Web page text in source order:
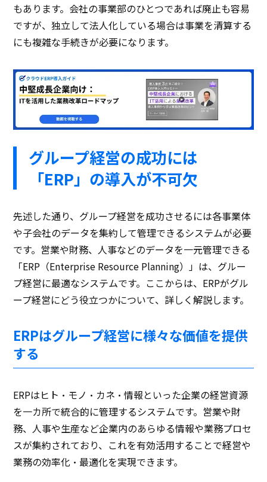
もあります。会社の事業部のひとつであれば廃止も容易
ですが、独立して法人化している場合は事業を清算する
にも複雑な手続きが必要になります。
グループ経営の成功には
「ERP」の導入が不可欠
先述した通り、グループ経営を成功させるには各事業体
や子会社のデータを集約して管理できるシステムが必要
です。営業や財務、人事などのデータを一元管理できる
「ERP（Enterprise Resource Planning）」は、グルー
プ経営に最適なシステムです。ここからは、ERPがグル
ープ経営にどう役立つかについて、詳しく解説します。
ERPはグループ経営に様々な価値を提供
する
ERPはヒト・モノ・カネ・情報といった企業の経営資源
を一カ所で統合的に管理するシステムです。営業や財
務、人事や生産など企業内のあらゆる情報や業務プロセ
スが集約されており、これを有効活用することで経営や
業務の効率化・最適化を実現できます。